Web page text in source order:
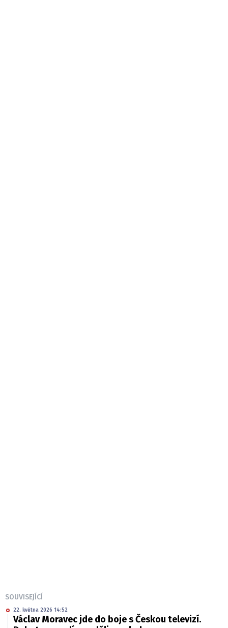
SOUVISEJÍCÍ
22. května 2026 14:52
Václav Moravec jde do boje s Českou televizí.